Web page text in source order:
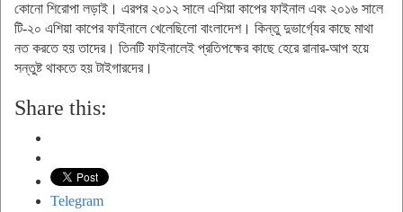
কোনো শিরোপা লড়াই। এরপর ২০১২ সালে এশিয়া কাপের ফাইনাল এবং ২০১৬ সালে
টি-২০ এশিয়া কাপের ফাইনালে খেলেছিলো বাংলাদেশ। কিন্তু দুভার্গ্যের কাছে মাথা
নত করতে হয় তাদের। তিনটি ফাইনালেই প্রতিপক্ষের কাছে হেরে রানার-আপ হয়ে
সন্তুষ্ট থাকতে হয় টাইগারদের।
Share this:
Telegram